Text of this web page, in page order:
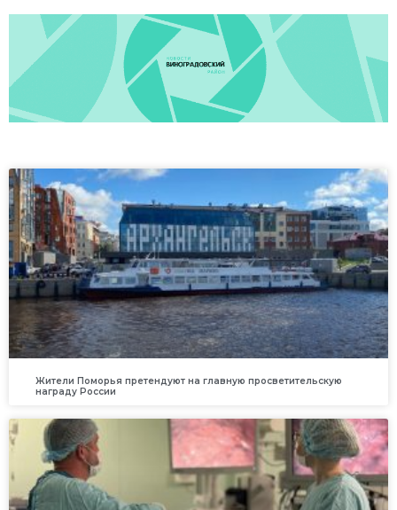
Жители Поморья претендуют на главную просветительскую
награду России